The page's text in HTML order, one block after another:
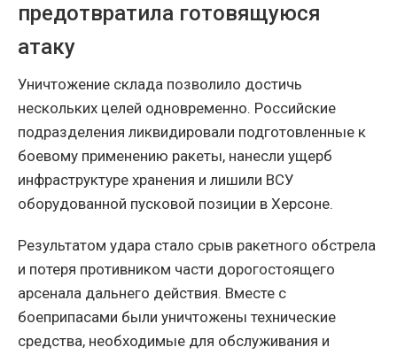
предотвратила готовящуюся
атаку
Уничтожение склада позволило достичь
нескольких целей одновременно. Российские
подразделения ликвидировали подготовленные к
боевому применению ракеты, нанесли ущерб
инфраструктуре хранения и лишили ВСУ
оборудованной пусковой позиции в Херсоне.
Результатом удара стало срыв ракетного обстрела
и потеря противником части дорогостоящего
арсенала дальнего действия. Вместе с
боеприпасами были уничтожены технические
средства, необходимые для обслуживания и